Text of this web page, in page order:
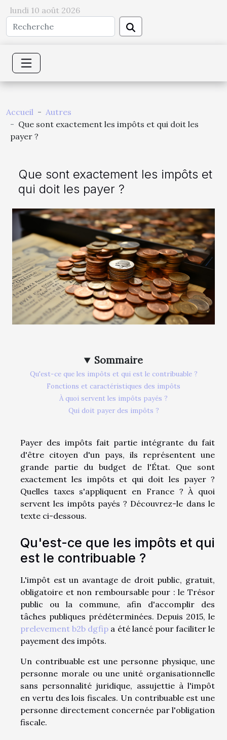
lundi 10 août 2026
Accueil
Autres
Que sont exactement les impôts et qui doit les
payer ?
Que sont exactement les impôts et
qui doit les payer ?
Sommaire
Qu'est-ce que les impôts et qui est le contribuable ?
Fonctions et caractéristiques des impôts
À quoi servent les impôts payés ?
Qui doit payer des impôts ?
Payer des impôts fait partie intégrante du fait
d'être citoyen d'un pays, ils représentent une
grande partie du budget de l'État. Que sont
exactement les impôts et qui doit les payer ?
Quelles taxes s'appliquent en France ? À quoi
servent les impôts payés ? Découvrez-le dans le
texte ci-dessous.
Qu'est-ce que les impôts et qui
est le contribuable ?
L'impôt est un avantage de droit public, gratuit,
obligatoire et non remboursable pour : le Trésor
public ou la commune, afin d'accomplir des
tâches publiques prédéterminées. Depuis 2015, le
prelevement b2b dgfip a été lancé pour faciliter le
payement des impôts.
Un contribuable est une personne physique, une
personne morale ou une unité organisationnelle
sans personnalité juridique, assujettie à l'impôt
en vertu des lois fiscales. Un contribuable est une
personne directement concernée par l'obligation
fiscale.